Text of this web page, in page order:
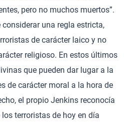
pero no muchos muertos”.
una regla estricta,
de carácter laico y no
religioso. En estos últimos
que pueden dar lugar a la
de carácter moral a la hora de
el propio Jenkins reconocía
terroristas de hoy en día